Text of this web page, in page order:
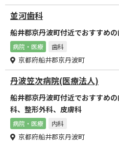
並河歯科
船井郡京丹波町付近でおすすめ
病院・医療 歯科
京都府船井郡京丹波町
丹波笠次病院(医療法人)
船井郡京丹波町付近でおすすめ
科、整形外科、皮膚科
病院・医療 内科
京都府船井郡京丹波町